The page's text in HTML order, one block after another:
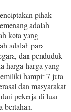
pihak
adalah
kota yang
adalah para
dan penduduk
harga‑harga yang
hampir 7 juta
dan masyarakat
pekerja di luar
bertahan.